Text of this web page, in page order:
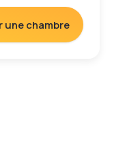
une chambre